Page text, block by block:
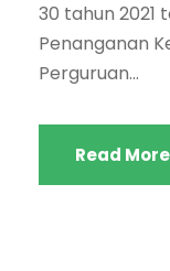
30 tahun 2021
Penanganan
Perguruan...
Read More